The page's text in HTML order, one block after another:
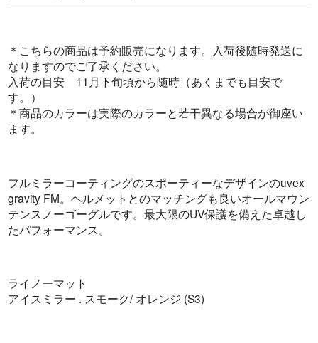
＊こちらの商品は予約販売になります。入荷後随時発送に
なりますのでご了承ください。
入荷の目安 11月下旬頃から随時（あくまでも目安で
す。）
＊商品のカラーは実際のカラーと若干異なる場合が御座い
ます。
フルミラーコーティングのスポーティーなデザインのuvex
gravity FM。ヘルメットとのマッチングも良いオールマウン
テンスノーゴーグルです。最大限のUV保護を備えた卓越し
たパフォーマンス。
ライノーマット
アイスミラー . スモーク/ オレンジ (S3)